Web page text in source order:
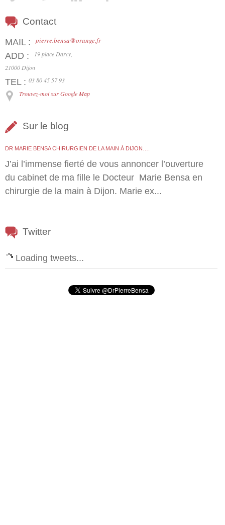
Contact
MAIL :pierre.bensa@orange.fr
ADD :
19 place Darcy,
21000 Dijon
TEL : 03 80 45 57 93
Trouvez-moi sur Google Map
Sur le blog
DR MARIE BENSA CHIRURGIEN DE LA MAIN À DIJON….
J’ai l’immense fierté de vous annoncer l’ouverture
du cabinet de ma fille le Docteur Marie Bensa en
chirurgie de la main à Dijon. Marie ex...
Twitter
Loading tweets...